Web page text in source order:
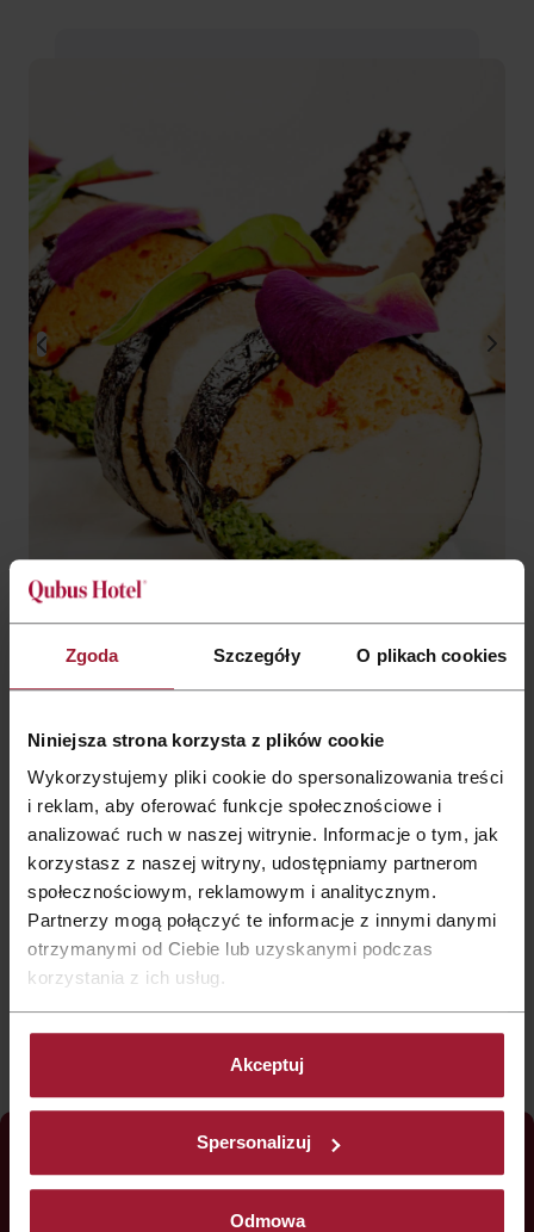
Zgoda Szczegóły O plikach cookies
Niniejsza strona korzysta z plików cookie
Wykorzystujemy pliki cookie do spersonalizowania treści
i reklam, aby oferować funkcje społecznościowe i
analizować ruch w naszej witrynie. Informacje o tym, jak
korzystasz z naszej witryny, udostępniamy partnerom
społecznościowym, reklamowym i analitycznym.
Partnerzy mogą połączyć te informacje z innymi danymi
otrzymanymi od Ciebie lub uzyskanymi podczas
korzystania z ich usług.
Akceptuj
Spersonalizuj
Odmowa
Oferujemy
Ekskluzywnie przystawki „na jeden kęs”
Ponad 60 autorskich kompozycji smakowych
Różnorodność smaków (od słonych tartinek i mini
sandwichów, po mini vol-au-vent – francuskie ciasteczka z
musami serowymi i słodkie verrines czyli niewielkie desery
podawane w szklanych pionowych naczyniach)